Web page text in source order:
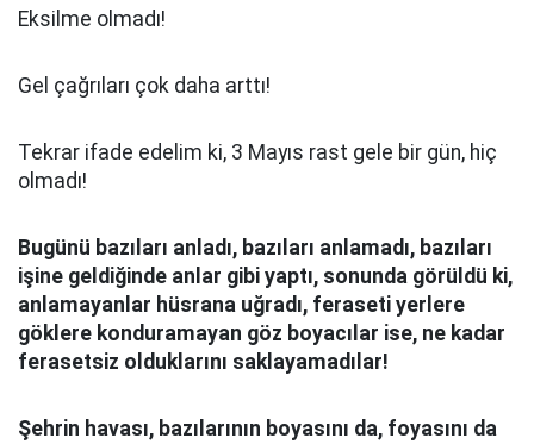
Eksilme olmadı!
Gel çağrıları çok daha arttı!
Tekrar ifade edelim ki, 3 Mayıs rast gele bir gün, hiç
olmadı!
Bugünü bazıları anladı, bazıları anlamadı, bazıları
işine geldiğinde anlar gibi yaptı, sonunda görüldü ki,
anlamayanlar hüsrana uğradı, feraseti yerlere
göklere konduramayan göz boyacılar ise, ne kadar
ferasetsiz olduklarını saklayamadılar!
Şehrin havası, bazılarının boyasını da, foyasını da